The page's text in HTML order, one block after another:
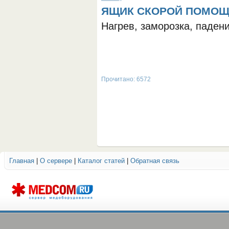
ЯЩИК СКОРОЙ ПОМОЩИ
Нагрев, заморозка,
Прочитано: 6572
Главная О сервере Каталог статей Обратная связь